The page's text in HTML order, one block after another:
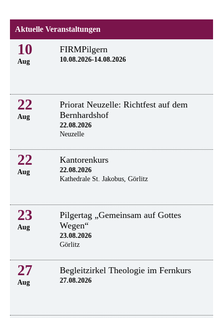
Aktuelle Veranstaltungen
10
Aug
FIRMPilgern
10.08.2026-14.08.2026
22
Aug
Priorat Neuzelle: Richtfest auf dem
Bernhardshof
22.08.2026
Neuzelle
22
Aug
Kantorenkurs
22.08.2026
Kathedrale St. Jakobus, Görlitz
23
Aug
Pilgertag „Gemeinsam auf Gottes
Wegen“
23.08.2026
Görlitz
27
Aug
Begleitzirkel Theologie im Fernkurs
27.08.2026